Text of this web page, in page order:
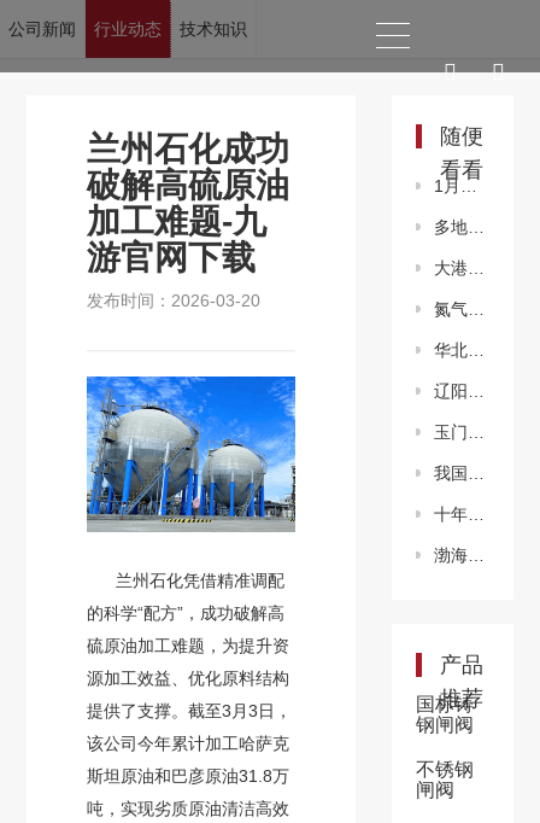
公司新闻 行业动态 技术知识
兰州石化成功
破解高硫原油
加工难题-九
游官网下载
发布时间：2026-03-20
兰州石化凭借精准调配
的科学“配方”，成功破解高
硫原油加工难题，为提升资
源加工效益、优化原料结构
提供了支撑。截至3月3日，
该公司今年累计加工哈萨克
斯坦原油和巴彦原油31.8万
吨，实现劣质原油清洁高效
随便
看看
1月份石化行业景气指数快速回暖
多地力推“瓶改管”拧紧燃气安全阀
大港油田自研大模型构建智能新生态
氮气保护气的原理是什么
华北油田服务业积极融入全球能源产业链
辽阳石化：随“季”而变 保障低凝柴油生产
玉门油田迈入“管输天然气”时代
我国天然气东西主干管网和南北供应要道全面联通
十年来我国油气勘探开发形势总体向好
渤海亿吨级油田开发建设启动
产品
推荐
国标铸
钢闸阀
不锈钢
闸阀